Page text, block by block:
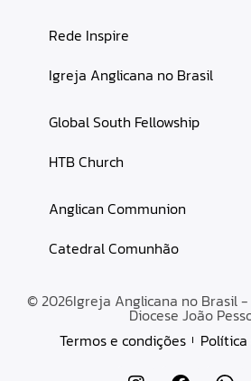
Rede Inspire
Igreja Anglicana no Brasil
Global South Fellowship
HTB Church
Anglican Communion
Catedral Comunhão
© 2026Igreja Anglicana no Brasil -
Diocese João
Termos e condições